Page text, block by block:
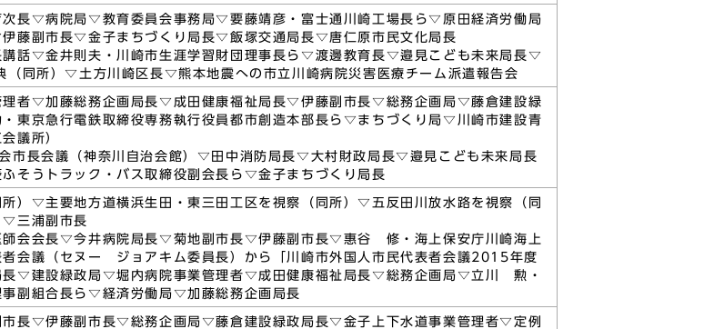
長▽病院局▽教育委員会事務局▽要藤靖彦・富士通川崎工場長ら▽原田経済労働局
藤副市長▽金子まちづくり局長▽飯塚交通局長▽唐仁原市民文化局長
話▽金井則夫・川崎市生涯学習財団理事長ら▽渡邊教育長▽邉見こども未来局長▽
（同所）▽土方川崎区長▽熊本地震への市立川崎病院災害医療チーム派遣報告会
理者▽加藤総務企画局長▽成田健康福祉局長▽伊藤副市長▽総務企画局▽藤倉建設緑
京急行電鉄取締役専務執行役員都市創造本部長ら▽まちづくり局▽川崎市建設青
議所）
市長会議（神奈川自治会館）▽田中消防局長▽大村財政局長▽邉見こども未来局長
そうトラック・バス取締役副会長ら▽金子まちづくり局長
）▽主要地方道横浜生田・東三田工区を視察（同所）▽五反田川放水路を視察（同
▽三浦副市長
会会長▽今井病院局長▽菊地副市長▽伊藤副市長▽惠谷 修・海上保安庁川崎海上
会議（セヌー ジョアキム委員長）から「川崎市外国人市民代表者会議2015年度
長▽建設緑政局▽堀内病院事業管理者▽成田健康福祉局長▽総務企画局▽立川 勲・
事副組合長ら▽経済労働局▽加藤総務企画局長
長▽伊藤副市長▽総務企画局▽藤倉建設緑政局長▽金子上下水道事業管理者▽定例